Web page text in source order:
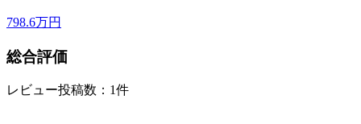
798.6万円
総合評価
レビュー投稿数：1件